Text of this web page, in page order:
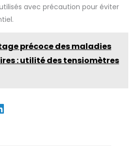
avec précaution pour éviter
précoce des maladies
: utilité des tensiomètres